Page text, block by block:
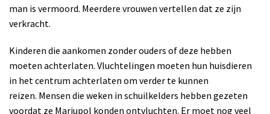
man is vermoord. Meerdere vrouwen vertellen dat ze zijn
verkracht.
Kinderen die aankomen zonder ouders of deze hebben
moeten achterlaten. Vluchtelingen moeten hun huisdieren
in het centrum achterlaten om verder te kunnen
reizen. Mensen die weken in schuilkelders hebben gezeten
voordat ze Mariupol konden ontvluchten. Er moet nog veel